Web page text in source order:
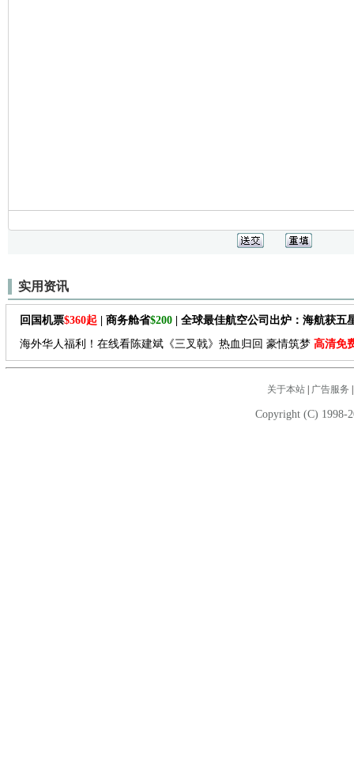
实用资讯
回国机票$360起 | 商务舱省$200 | 全球最佳航空公司出炉：海航获五
海外华人福利！在线看陈建斌《三叉戟》热血归回 豪情筑梦 高清免
关于本站| 广告服务
Copyright (C) 1998-